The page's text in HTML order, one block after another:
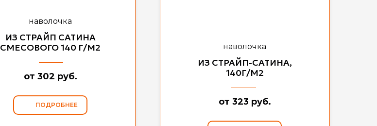
наволочка
ИЗ СТРАЙП САТИНА
СМЕСОВОГО140 Г/М2
от 302 руб.
ПОДРОБНЕЕ
наволочка
ИЗ СТРАЙП-САТИНА,
140Г/М2
от 323 руб.